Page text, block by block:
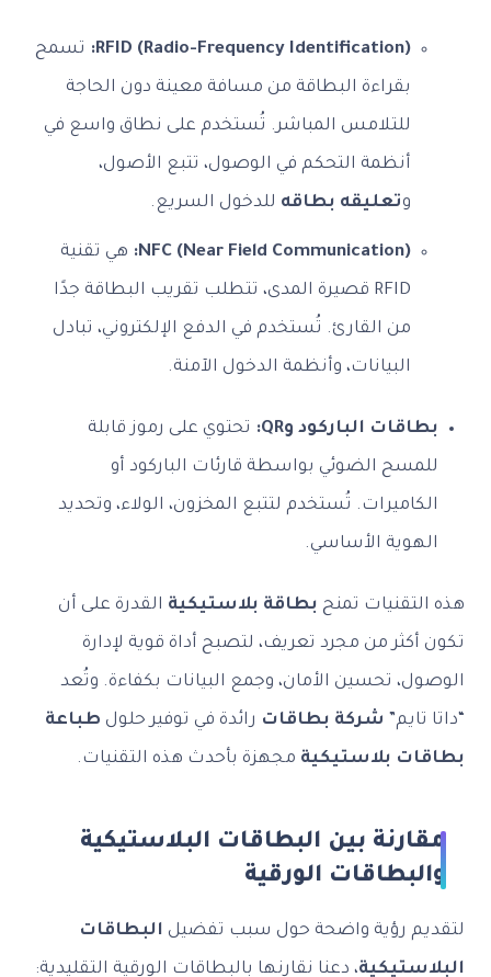
RFID (Radio-Frequency Identification): تسمح
بقراءة البطاقة من مسافة معينة دون الحاجة
للتلامس المباشر. تُستخدم على نطاق واسع في
أنظمة التحكم في الوصول، تتبع الأصول،
وتعليقه بطاقه للدخول السريع.
NFC (Near Field Communication): هي تقنية
RFID قصيرة المدى، تتطلب تقريب البطاقة جدًا
من القارئ. تُستخدم في الدفع الإلكتروني، تبادل
البيانات، وأنظمة الدخول الآمنة.
بطاقات الباركود وQR: تحتوي على رموز قابلة
للمسح الضوئي بواسطة قارئات الباركود أو
الكاميرات. تُستخدم لتتبع المخزون، الولاء، وتحديد
الهوية الأساسي.
هذه التقنيات تمنح بطاقة بلاستيكية القدرة على أن
تكون أكثر من مجرد تعريف، لتصبح أداة قوية لإدارة
الوصول، تحسين الأمان، وجمع البيانات بكفاءة. وتُعد
“داتا تايم” شركة بطاقات رائدة في توفير حلول طباعة
بطاقات بلاستيكية مجهزة بأحدث هذه التقنيات.
مقارنة بين البطاقات البلاستيكية
والبطاقات الورقية
لتقديم رؤية واضحة حول سبب تفضيل البطاقات
البلاستيكية، دعنا نقارنها بالبطاقات الورقية التقليدية: